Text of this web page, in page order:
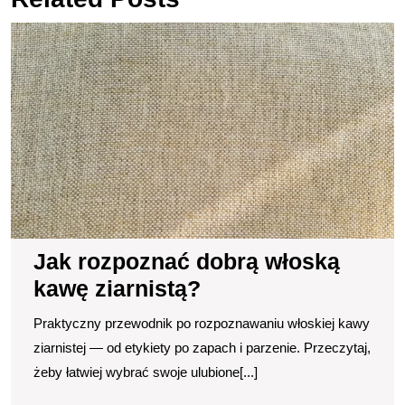
Jak rozpoznać dobrą włoską
kawę ziarnistą?
Praktyczny przewodnik po rozpoznawaniu włoskiej kawy
ziarnistej — od etykiety po zapach i parzenie. Przeczytaj,
żeby łatwiej wybrać swoje ulubione[...]